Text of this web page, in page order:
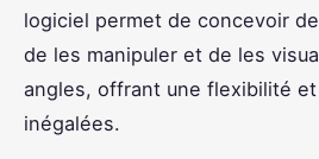
logiciel permet de concevoir
de les manipuler et de les
angles, offrant une flexibilité
inégalées.